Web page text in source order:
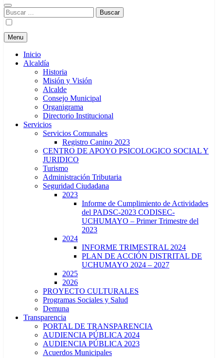
Buscar:
Menu
Inicio
Alcaldía
Historia
Misión y Visión
Alcalde
Consejo Municipal
Organigrama
Directorio Institucional
Servicios
Servicios Comunales
Registro Canino 2023
CENTRO DE APOYO PSICOLOGICO SOCIAL Y
JURIDICO
Turismo
Administración Tributaria
Seguridad Ciudadana
2023
Informe de Cumplimiento de Actividades
del PADSC-2023 CODISEC-
UCHUMAYO – Primer Trimestre del
2023
2024
INFORME TRIMESTRAL 2024
PLAN DE ACCIÓN DISTRITAL DE
UCHUMAYO 2024 – 2027
2025
2026
PROYECTO CULTURALES
Programas Sociales y Salud
Demuna
Transparencia
PORTAL DE TRANSPARENCIA
AUDIENCIA PÚBLICA 2024
AUDIENCIA PÚBLICA 2023
Acuerdos Municipales